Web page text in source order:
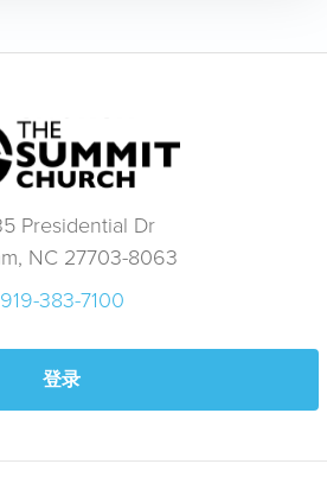
Presidential Dr
NC 27703-8063
919-383-7100
登录